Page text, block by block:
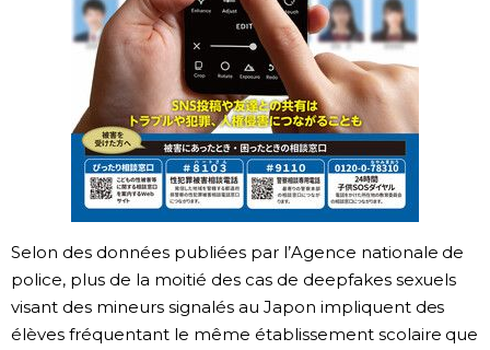
Données
Personnages
Chroniques
Images
official SNS
Selon des données publiées par l’Agence nationale de
police, plus de la moitié des cas de deepfakes sexuels
visant des mineurs signalés au Japon impliquent des
élèves fréquentant le même établissement scolaire que